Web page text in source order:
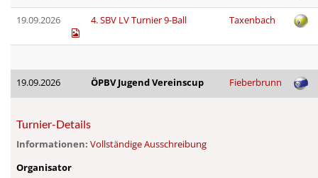
19.09.2026 4. SBV LV Turnier 9-Ball Taxenbach
19.09.2026 ÖPBV Jugend Vereinscup Fieberbrunn
Turnier-Details
Informationen: Vollständige Ausschreibung
Organisator